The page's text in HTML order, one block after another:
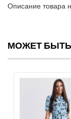
Описание товара
МОЖЕТ